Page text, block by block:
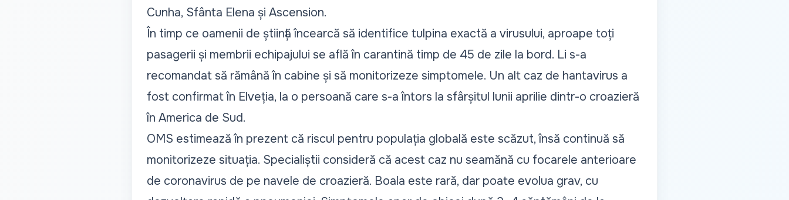
Cunha, Sfânta Elena și Ascension.
În timp ce oamenii de știință încearcă să identifice tulpina exactă a virusului, aproape toți
pasagerii și membrii echipajului se află în carantină timp de 45 de zile la bord. Li s-a
recomandat să rămână în cabine și să monitorizeze simptomele. Un alt caz de hantavirus a
fost confirmat în Elveția, la o persoană care s-a întors la sfârșitul lunii aprilie dintr-o croazieră
în America de Sud.
OMS estimează în prezent că riscul pentru populația globală este scăzut, însă continuă să
monitorizeze situația. Specialiștii consideră că acest caz nu seamănă cu focarele anterioare
de coronavirus de pe navele de croazieră. Boala este rară, dar poate evolua grav, cu